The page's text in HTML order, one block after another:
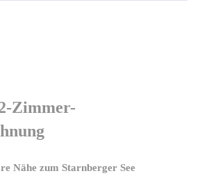
Zimmer-
Nähe zum Starnberger See